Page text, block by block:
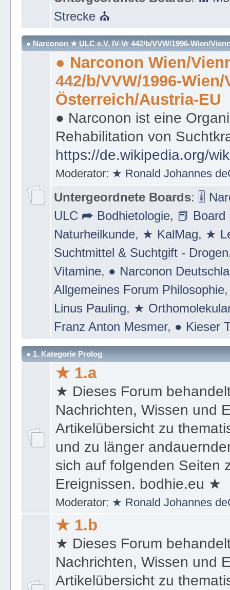
Strecke ⛪
● Narconon ★ ULC e.V. IV-Vr 442/b/VVW/1996-Wien/
● Narconon Wien/
442/b/VVW/1996-Wien/
Österreich/Austria-EU
● Narconon ist eine
Rehabilitation von
https://de.wikipedia.org/
Moderator: ★ Ronald Johannes
Untergeordnete Boards: 🎚
ULC ➦ Bodhietologie, 📕
Naturheilkunde, ★ KalMag, ★
Suchtmittel & Suchtgift - Drogen
Vitamine, ● Narconon
Allgemeines Forum Philosophie
Linus Pauling, ★
Franz Anton Mesmer, ● Kieser
● 1. Kategorie Prolog
★ 1.a
★ Dieses Forum
Nachrichten, Wissen und
Artikelübersicht zu
und zu länger
sich auf folgenden Seiten
Ereignissen. bodhie.eu ★
Moderator: ★ Ronald Johannes
★ 1.b
★ Dieses Forum
Nachrichten, Wissen und
Artikelübersicht zu